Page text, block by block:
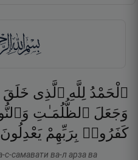
ٱلْحَمْدُ لِلَّهِ ٱلَّذِى خَلَقَ
وَجَعَلَ ٱلظُّلُمَـٰتِ
كَفَرُوا۟ بِرَبِّهِمْ يَعْدِلُونَ
с-самавати ва-л арза ва